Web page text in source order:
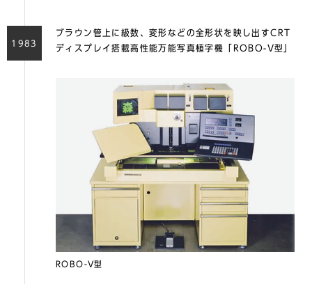
1983
ブラウン管上に級数、変形などの全形状を映し出すCRT
ディスプレイ搭載高性能万能写真植字機「ROBO-V型」
ROBO-V型